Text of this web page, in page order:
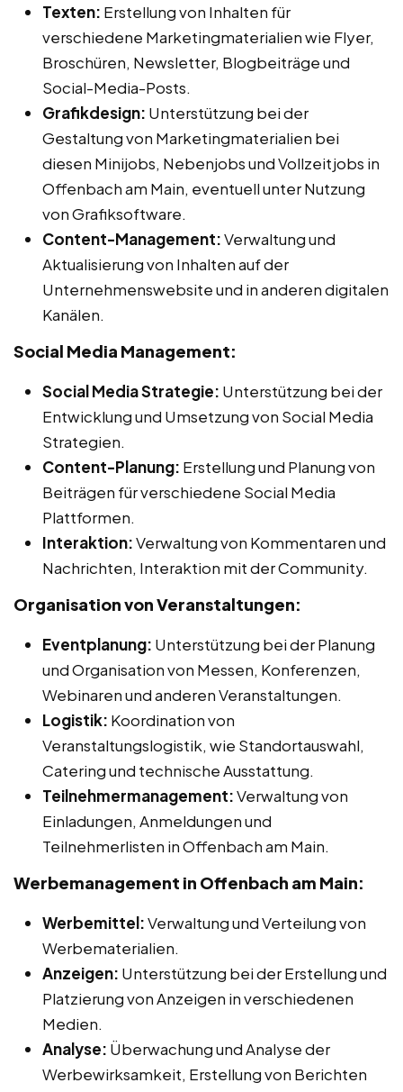
Texten: Erstellung von Inhalten für
verschiedene Marketingmaterialien wie Flyer,
Broschüren, Newsletter, Blogbeiträge und
Social-Media-Posts.
Grafikdesign: Unterstützung bei der
Gestaltung von Marketingmaterialien bei
diesen Minijobs, Nebenjobs und Vollzeitjobs in
Offenbach am Main, eventuell unter Nutzung
von Grafiksoftware.
Content-Management:Verwaltung und
Aktualisierung von Inhalten auf der
Unternehmenswebsite und in anderen digitalen
Kanälen.
Social Media Management:
Social Media Strategie: Unterstützung bei der
Entwicklung und Umsetzung von Social Media
Strategien.
Content-Planung: Erstellung und Planung von
Beiträgen für verschiedene Social Media
Plattformen.
Interaktion:Verwaltung von Kommentaren und
Nachrichten, Interaktion mit der Community.
Organisation von Veranstaltungen:
Eventplanung: Unterstützung bei der Planung
und Organisation von Messen, Konferenzen,
Webinaren und anderen Veranstaltungen.
Logistik: Koordination von
Veranstaltungslogistik, wie Standortauswahl,
Catering und technische Ausstattung.
Teilnehmermanagement:Verwaltung von
Einladungen, Anmeldungen und
Teilnehmerlisten in Offenbach am Main.
Werbemanagement in Offenbach am Main:
Werbemittel:Verwaltung und Verteilung von
Werbematerialien.
Anzeigen: Unterstützung bei der Erstellung und
Platzierung von Anzeigen in verschiedenen
Medien.
Analyse: Überwachung und Analyse der
Werbewirksamkeit, Erstellung von Berichten